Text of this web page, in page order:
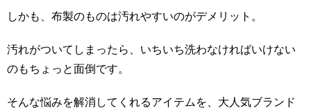
しかも、布製のものは汚れやすいのがデメリット。
汚れがついてしまったら、いちいち洗わなければいけない
のもちょっと面倒です。
そんな悩みを解消してくれるアイテムを、大人気ブランド